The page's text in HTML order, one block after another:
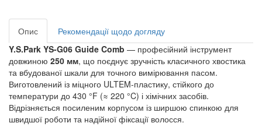
Опис
Рекомендації щодо догляду
Y.S.Park YS-G06 Guide Comb — професійний інструмент
довжиною 250 мм, що поєднує зручність класичного хвостика
та вбудованої шкали для точного вимірювання пасом.
Виготовлений із міцного ULTEM-пластику, стійкого до
температури до 430 °F (≈ 220 °C) і хімічних засобів.
Відрізняється посиленим корпусом із ширшою спинкою для
швидшої роботи та надійної фіксації волосся.